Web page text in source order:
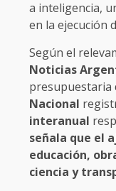
a inteligencia,
en la ejecución
Según el
Noticias
presupuestaria
Nacional
interanual
señala que el
educación,
ciencia y